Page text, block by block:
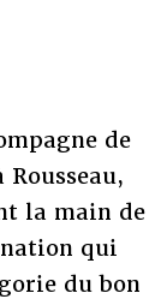
de
la main de
qui
du bon